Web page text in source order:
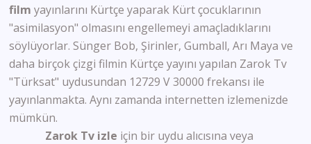
film yayınlarını Kürtçe yaparak Kürt çocuklarının
"asimilasyon" olmasını engellemeyi amaçladıklarını
söylüyorlar. Sünger Bob, Şirinler, Gumball, Arı Maya ve
daha birçok çizgi filmin Kürtçe yayını yapılan Zarok Tv
"Türksat" uydusundan 12729 V 30000 frekansı ile
yayınlanmakta. Aynı zamanda internetten izlemenizde
mümkün.
Zarok Tv izle için bir uydu alıcısına veya